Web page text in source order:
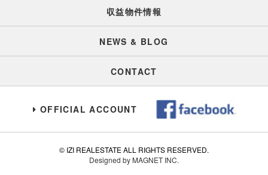
収益物件情報
NEWS & BLOG
CONTACT
OFFICIAL ACCOUNT
© IZI REALESTATE ALL RIGHTS RESERVED.
Designed by MAGNET INC.